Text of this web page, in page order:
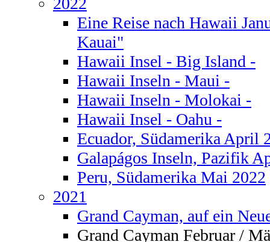
Eine Reise nach Hawaii
Kauai"
Hawaii Insel - Big Island -
Hawaii Inseln - Maui -
Hawaii Inseln - Molokai -
Hawaii Insel - Oahu -
Ecuador, Südamerika April
Galapágos Inseln, Pazifik
Peru, Südamerika Mai 2022
2021
Grand Cayman, auf ein
Grand Cayman Februar /